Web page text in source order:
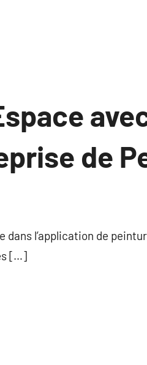
de
l’application de
[…]